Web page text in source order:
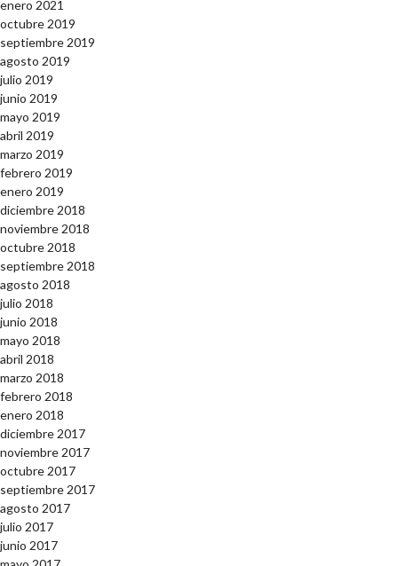
enero 2021
octubre 2019
septiembre 2019
agosto 2019
julio 2019
junio 2019
mayo 2019
abril 2019
marzo 2019
febrero 2019
enero 2019
diciembre 2018
noviembre 2018
octubre 2018
septiembre 2018
agosto 2018
julio 2018
junio 2018
mayo 2018
abril 2018
marzo 2018
febrero 2018
enero 2018
diciembre 2017
noviembre 2017
octubre 2017
septiembre 2017
agosto 2017
julio 2017
junio 2017